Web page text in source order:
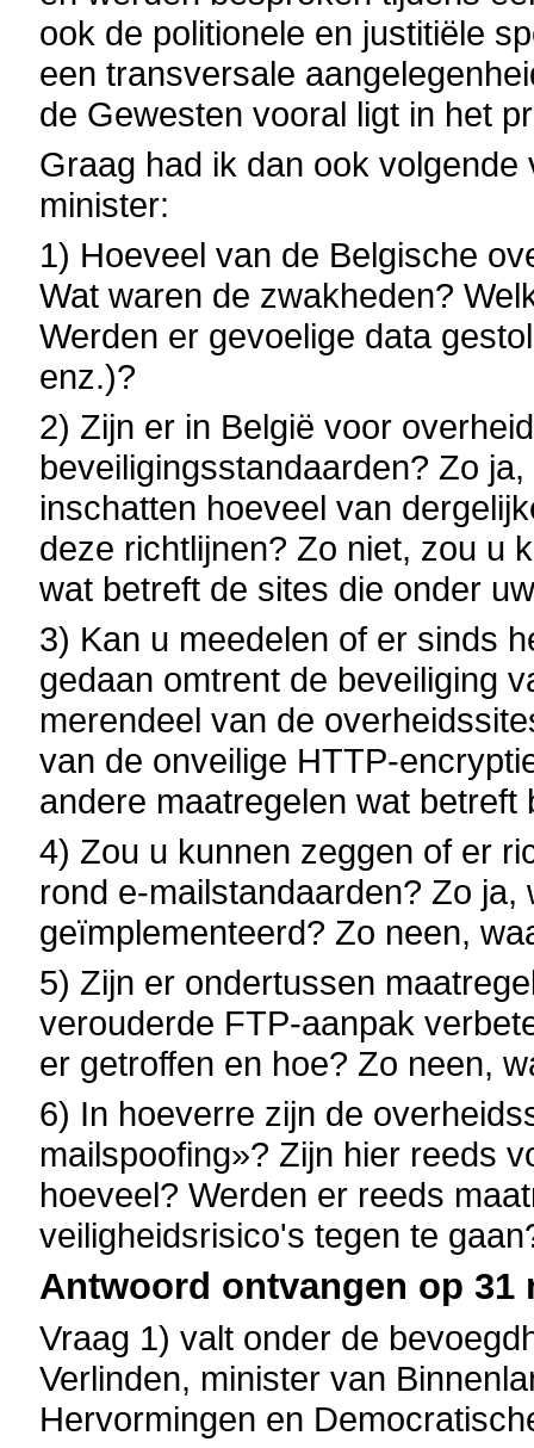
ook de politionele en justitiële
een transversale
de Gewesten vooral ligt in het
Graag had ik dan ook
minister:
1) Hoeveel van de Belgische
Wat waren de zwakheden?
Werden er gevoelige data
enz.)?
2) Zijn er in België voor
beveiligingsstandaarden? Zo
inschatten hoeveel van
deze richtlijnen? Zo niet, zou u
wat betreft de sites die onder
3) Kan u meedelen of er sinds
gedaan omtrent de beveiliging
merendeel van de
van de onveilige HTTP-
andere maatregelen wat
4) Zou u kunnen zeggen of er
rond e-mailstandaarden? Zo
geïmplementeerd? Zo neen,
5) Zijn er ondertussen
verouderde FTP-aanpak
er getroffen en hoe? Zo neen,
6) In hoeverre zijn de
mailspoofing»? Zijn hier reeds
hoeveel? Werden er reeds
veiligheidsrisico's tegen te
Antwoord ontvangen op 31
Vraag 1) valt onder de
Verlinden, minister van
Hervormingen en